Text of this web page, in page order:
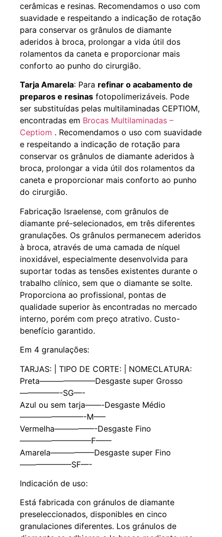
cerâmicas e resinas. Recomendamos o uso com
suavidade e respeitando a indicação de rotação
para conservar os grânulos de diamante
aderidos à broca, prolongar a vida útil dos
rolamentos da caneta e proporcionar mais
conforto ao punho do cirurgião.
Tarja Amarela: Para refinar o acabamento de
preparos e resinas fotopolimerizáveis. Pode
ser substituídas pelas multilaminadas CEPTIOM,
encontradas em Brocas Multilaminadas –
Ceptiom . Recomendamos o uso com suavidade
e respeitando a indicação de rotação para
conservar os grânulos de diamante aderidos à
broca, prolongar a vida útil dos rolamentos da
caneta e proporcionar mais conforto ao punho
do cirurgião.
Fabricação Israelense, com grânulos de
diamante pré-selecionados, em três diferentes
granulações. Os grânulos permanecem aderidos
à broca, através de uma camada de níquel
inoxidável, especialmente desenvolvida para
suportar todas as tensões existentes durante o
trabalho clínico, sem que o diamante se solte.
Proporciona ao profissional, pontas de
qualidade superior às encontradas no mercado
interno, porém com preço atrativo. Custo-
benefício garantido.
Em 4 granulações:
TARJAS: | TIPO DE CORTE: | NOMECLATURA:
Preta———————Desgaste super Grosso
—————-SG—-
Azul ou sem tarja——-Desgaste Médio
————————-M—–
Vermelha—————-Desgaste Fino
—————————F——
Amarela—————–Desgaste super Fino
——————–SF—-
Indicación de uso:
Está fabricada con gránulos de diamante
preseleccionados, disponibles en cinco
granulaciones diferentes. Los gránulos de